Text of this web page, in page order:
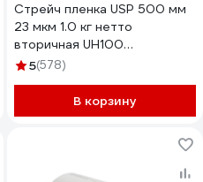
Стрейч пленка USP 500 мм
23 мкм 1.0 кг нетто
вторичная UH100
в50231000
5(578)
В корзину